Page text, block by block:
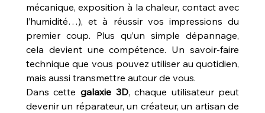
mécanique, exposition à la chaleur, contact avec
l’humidité…), et à réussir vos impressions du
premier coup. Plus qu’un simple dépannage,
cela devient une compétence. Un savoir-faire
technique que vous pouvez utiliser au quotidien,
mais aussi transmettre autour de vous.
Dans cette galaxie 3D, chaque utilisateur peut
devenir un réparateur, un créateur, un artisan de